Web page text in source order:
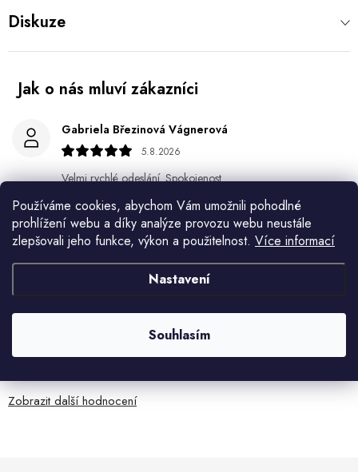
Používáme cookies, abychom Vám umožnili pohodlné
prohlížení webu a díky analýze provozu webu neustále
zlepšovali jeho funkce, výkon a použitelnost. Více informací
Nastavení
Souhlasím
Diskuze
Gabriela Březinová Vágnerová
5.8.2026
Velmi rychlé odeslání. Spokojenost
HELENA MINAŘÍKOVÁ
5.8.2026
Je sice větší ale vypadá dobře
Zobrazit další hodnocení